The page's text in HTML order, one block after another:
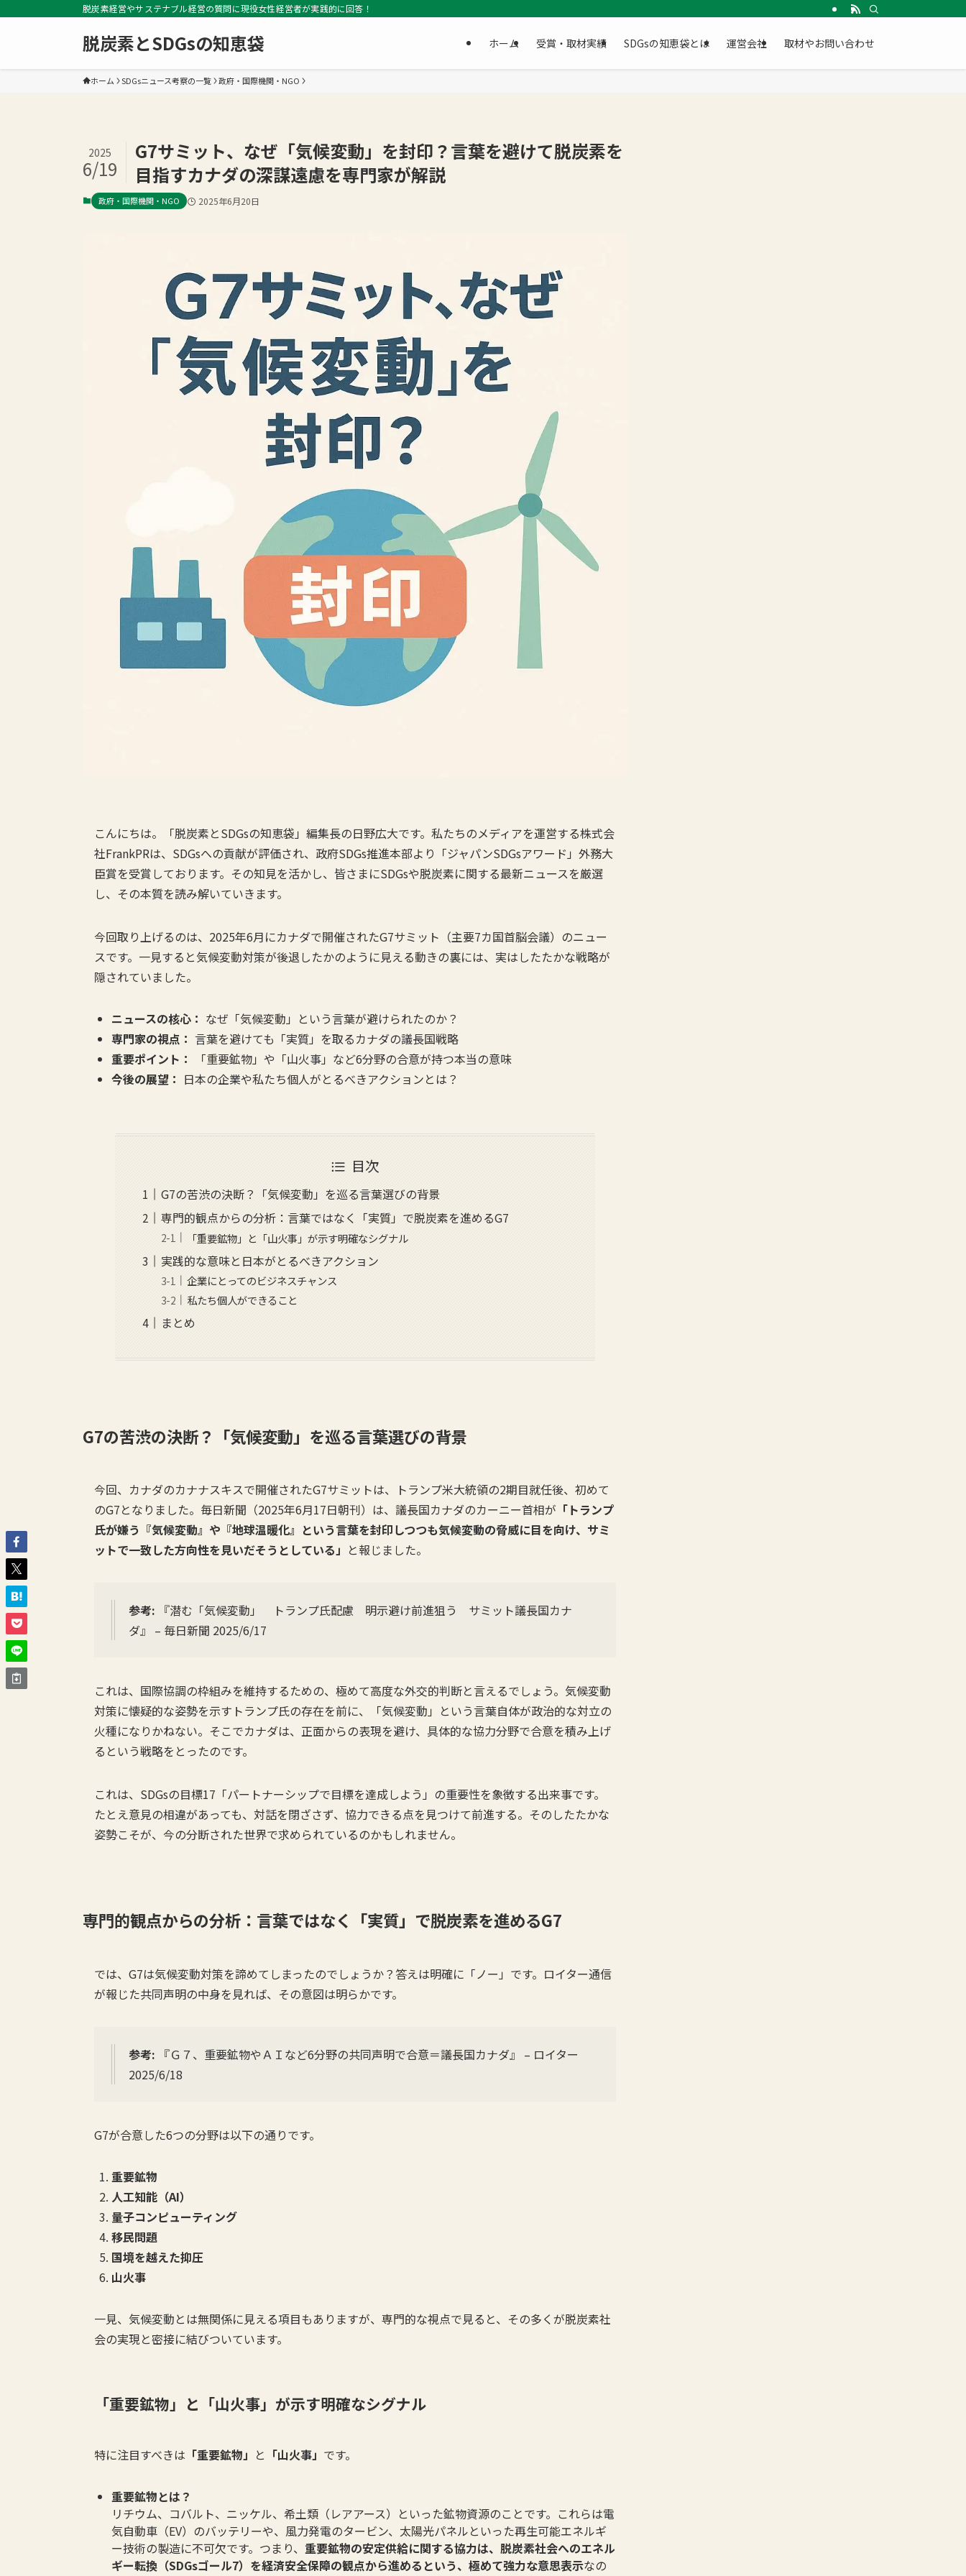
脱炭素経営やサステナブル経営の質問に現役女性経営者が実践的に回答！
脱炭素とSDGsの知恵袋 ホーム 受賞・取材実績 SDGsの知恵袋とは 運営会社 取材やお問い合わせ
ホーム SDGsニュース考察の一覧 政府・国際機関・NGO
G7サミット、なぜ「気候変動」を封印？言葉を避けて脱炭素を
目指すカナダの深謀遠慮を専門家が解説
2025
6/19
政府・国際機関・NGO 2025年6月20日
こんにちは。「脱炭素とSDGsの知恵袋」編集長の日野広大です。私たちのメディアを運営する株式会
社FrankPRは、SDGsへの貢献が評価され、政府SDGs推進本部より「ジャパンSDGsアワード」外務大
臣賞を受賞しております。その知見を活かし、皆さまにSDGsや脱炭素に関する最新ニュースを厳選
し、その本質を読み解いていきます。
今回取り上げるのは、2025年6月にカナダで開催されたG7サミット（主要7カ国首脳会議）のニュー
スです。一見すると気候変動対策が後退したかのように見える動きの裏には、実はしたたかな戦略が
隠されていました。
ニュースの核心： なぜ「気候変動」という言葉が避けられたのか？
専門家の視点： 言葉を避けても「実質」を取るカナダの議長国戦略
重要ポイント：
「重要鉱物」や「山火事」など6分野の合意が持つ本当の意味
今後の展望： 日本の企業や私たち個人がとるべきアクションとは？
目次
G7の苦渋の決断？「気候変動」を巡る言葉選びの背景
専門的観点からの分析：言葉ではなく「実質」で脱炭素を進めるG7
「重要鉱物」と「山火事」が示す明確なシグナル
実践的な意味と日本がとるべきアクション
企業にとってのビジネスチャンス
私たち個人ができること
まとめ
G7の苦渋の決断？「気候変動」を巡る言葉選びの背景
今回、カナダのカナナスキスで開催されたG7サミットは、トランプ米大統領の2期目就任後、初めて
のG7となりました。毎日新聞（2025年6月17日朝刊）は、議長国カナダのカーニー首相が 「トランプ
氏が嫌う『気候変動』や『地球温暖化』という言葉を封印しつつも気候変動の脅威に目を向け、サミ
ットで一致した方向性を見いだそうとしている」 と報じました。
参考: 『潜む「気候変動」 トランプ氏配慮 明示避け前進狙う サミット議長国カナ
ダ』 – 毎日新聞 2025/6/17
これは、国際協調の枠組みを維持するための、極めて高度な外交的判断と言えるでしょう。気候変動
対策に懐疑的な姿勢を示すトランプ氏の存在を前に、「気候変動」という言葉自体が政治的な対立の
火種になりかねない。そこでカナダは、正面からの表現を避け、具体的な協力分野で合意を積み上げ
るという戦略をとったのです。
これは、SDGsの目標17「パートナーシップで目標を達成しよう」の重要性を象徴する出来事です。
たとえ意見の相違があっても、対話を閉ざさず、協力できる点を見つけて前進する。そのしたたかな
姿勢こそが、今の分断された世界で求められているのかもしれません。
専門的観点からの分析：言葉ではなく「実質」で脱炭素を進めるG7
では、G7は気候変動対策を諦めてしまったのでしょうか？答えは明確に「ノー」です。ロイター通信
が報じた共同声明の中身を見れば、その意図は明らかです。
参考: 『Ｇ７、重要鉱物やＡＩなど6分野の共同声明で合意＝議長国カナダ』 – ロイター
2025/6/18
G7が合意した6つの分野は以下の通りです。
重要鉱物
人工知能（AI）
量子コンピューティング
移民問題
国境を越えた抑圧
山火事
一見、気候変動とは無関係に見える項目もありますが、専門的な視点で見ると、その多くが脱炭素社
会の実現と密接に結びついています。
「重要鉱物」と「山火事」が示す明確なシグナル
特に注目すべきは 「重要鉱物」 と 「山火事」 です。
重要鉱物とは？
リチウム、コバルト、ニッケル、希土類（レアアース）といった鉱物資源のことです。これらは電
気自動車（EV）のバッテリーや、風力発電のタービン、太陽光パネルといった再生可能エネルギ
ー技術の製造に不可欠です。つまり、重要鉱物の安定供給に関する協力は、脱炭素社会へのエネル
ギー転換（SDGsゴール7）を経済安全保障の観点から進めるという、極めて強力な意思表示なの